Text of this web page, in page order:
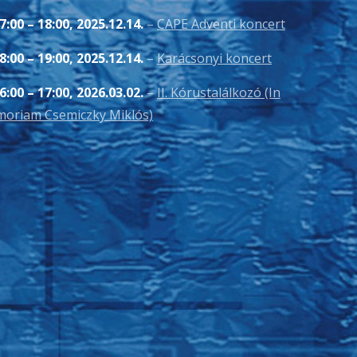
–18:00,2025.12.14.–CAPE Adventi koncert
–19:00,2025.12.14.–Karácsonyi koncert
–17:00,2026.03.02.–II. Kórustalálkozó (In
Csemiczky Miklós)